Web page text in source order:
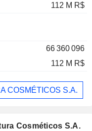
112 M R$
66 360 096
112 M R$
COSMÉTICOS S.A.
Cosméticos S.A.